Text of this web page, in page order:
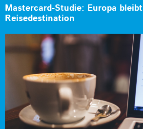
Mastercard-Studie: Europa
Reisedestination